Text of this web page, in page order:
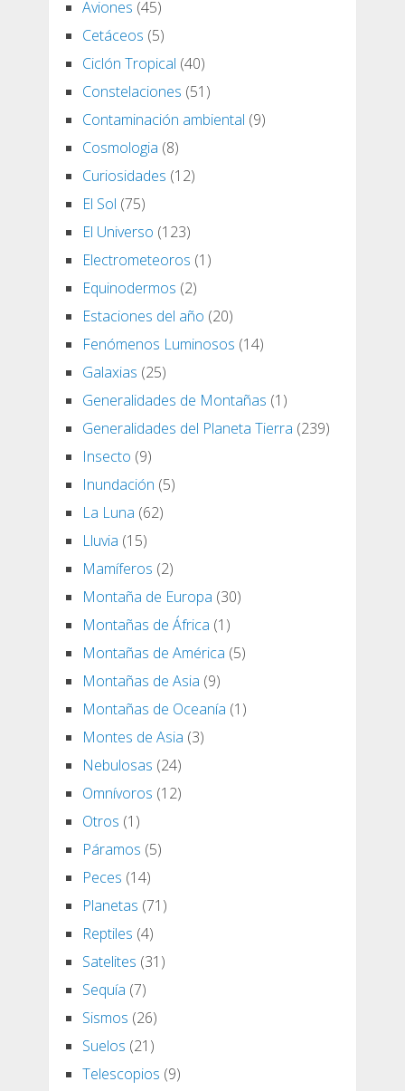
Aviones (45)
Cetáceos (5)
Ciclón Tropical (40)
Constelaciones (51)
Contaminación ambiental (9)
Cosmologia (8)
Curiosidades (12)
El Sol (75)
El Universo (123)
Electrometeoros (1)
Equinodermos (2)
Estaciones del año (20)
Fenómenos Luminosos (14)
Galaxias (25)
Generalidades de Montañas (1)
Generalidades del Planeta Tierra (239)
Insecto (9)
Inundación (5)
La Luna (62)
Lluvia (15)
Mamíferos (2)
Montaña de Europa (30)
Montañas de África (1)
Montañas de América (5)
Montañas de Asia (9)
Montañas de Oceanía (1)
Montes de Asia (3)
Nebulosas (24)
Omnívoros (12)
Otros (1)
Páramos (5)
Peces (14)
Planetas (71)
Reptiles (4)
Satelites (31)
Sequía (7)
Sismos (26)
Suelos (21)
Telescopios (9)